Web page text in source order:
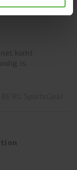
net komt
is.